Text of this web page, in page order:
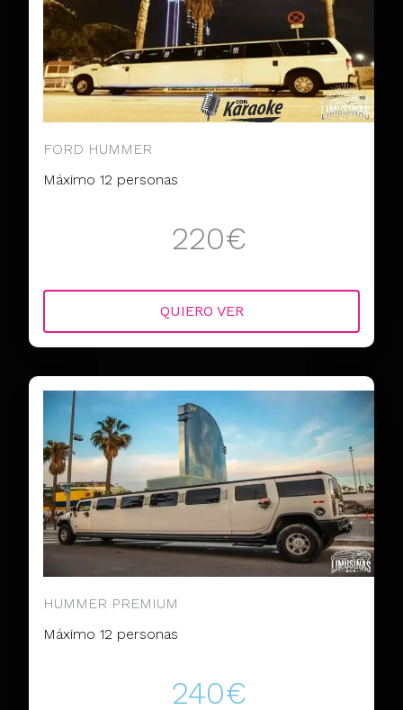
FORD HUMMER
Máximo 12 personas
220€
QUIERO VER
HUMMER PREMIUM
Máximo 12 personas
240€